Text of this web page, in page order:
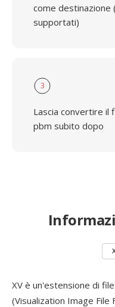
come destinazione
supportati)
3
Lascia convertire il
pbm subito dopo
XV è un'estensione di
(Visualization Image File